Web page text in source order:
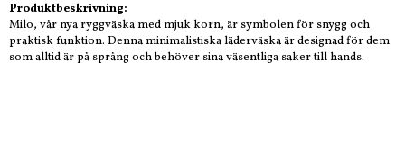
Produktbeskrivning:
Milo, vår nya ryggväska med mjuk korn, är symbolen för snygg och
praktisk funktion. Denna minimalistiska läderväska är designad för dem
som alltid är på språng och behöver sina väsentliga saker till hands.